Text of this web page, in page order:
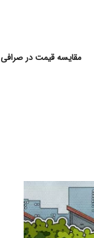
مقایسه قیمت در صرافی